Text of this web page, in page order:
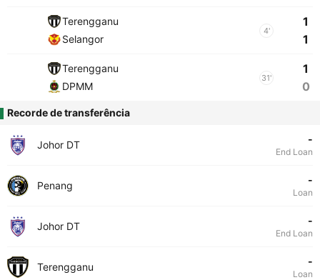
Terengganu
Selangor
4'
1
1
Terengganu
DPMM
31'
1
0
Recorde de transferência
Johor DT -
End Loan
Penang -
Loan
Johor DT -
End Loan
Terengganu -
Loan